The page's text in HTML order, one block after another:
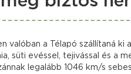
valóban a Télapó szállítaná
süti evéssel, tejivással és a
legalább 1046 km/s